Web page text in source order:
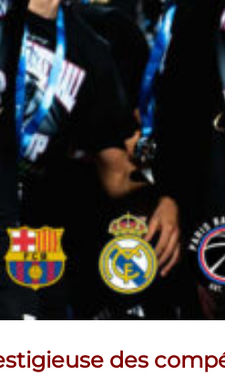
des